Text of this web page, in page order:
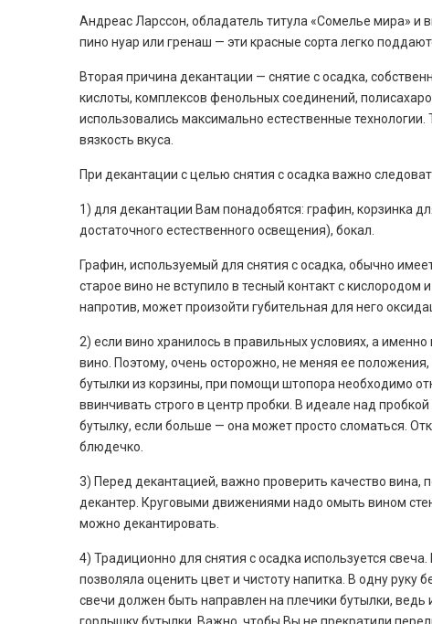
Андреас Ларссон, обладатель титула «Сомелье мира» и
пино нуар или гренаш — эти красные сорта легко
Вторая причина декантации — снятие с осадка,
кислоты, комплексов фенольных соединений,
использовались максимально естественные
вязкость вкуса.
При декантации с целью снятия с осадка важно
1) для декантации Вам понадобятся: графин, корзинка
достаточного естественного освещения), бокал.
Графин, используемый для снятия с осадка, обычно
старое вино не вступило в тесный контакт с
напротив, может произойти губительная для него
2) если вино хранилось в правильных условиях, а
вино. Поэтому, очень осторожно, не меняя ее
бутылки из корзины, при помощи штопора необходимо
ввинчивать строго в центр пробки. В идеале над
бутылку, если больше — она может просто сломаться.
блюдечко.
3) Перед декантацией, важно проверить качество вина,
декантер. Круговыми движениями надо омыть вином
можно декантировать.
4) Традиционно для снятия с осадка используется
позволяла оценить цвет и чистоту напитка. В одну руку
свечи должен быть направлен на плечики бутылки,